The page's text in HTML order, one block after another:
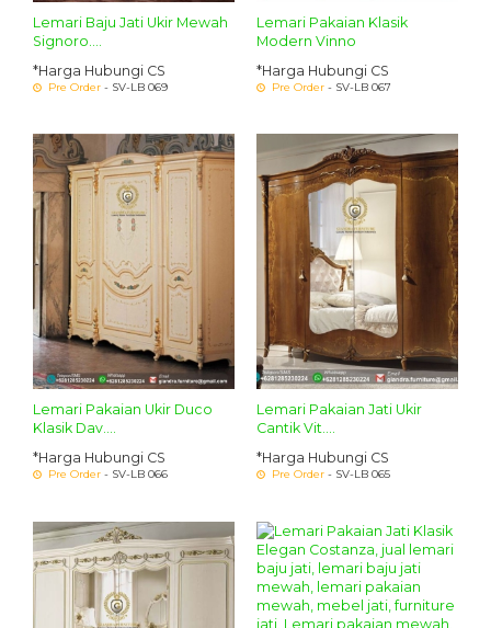
Lemari Baju Jati Ukir Mewah
Signoro....
*Harga Hubungi CS
Pre Order - SV-LB 069
Lemari Pakaian Klasik
Modern Vinno
*Harga Hubungi CS
Pre Order - SV-LB 067
Lemari Pakaian Ukir Duco
Klasik Dav....
*Harga Hubungi CS
Pre Order - SV-LB 066
Lemari Pakaian Jati Ukir
Cantik Vit....
*Harga Hubungi CS
Pre Order - SV-LB 065